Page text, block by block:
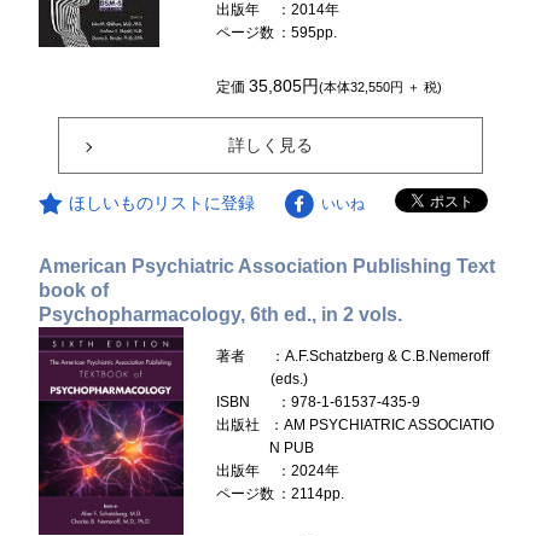
出版年
：2014年
ページ数 ：595pp.
定価35,805円(本体32,550円 ＋ 税)
詳しく見る
ほしいものリストに登録 いいね
American Psychiatric Association Publishing Text
book of
Psychopharmacology, 6th ed., in 2 vols.
著者
：A.F.Schatzberg & C.B.Nemeroff
(eds.)
ISBN
：978-1-61537-435-9
出版社
：AM PSYCHIATRIC ASSOCIATIO
N PUB
出版年
：2024年
ページ数 ：2114pp.